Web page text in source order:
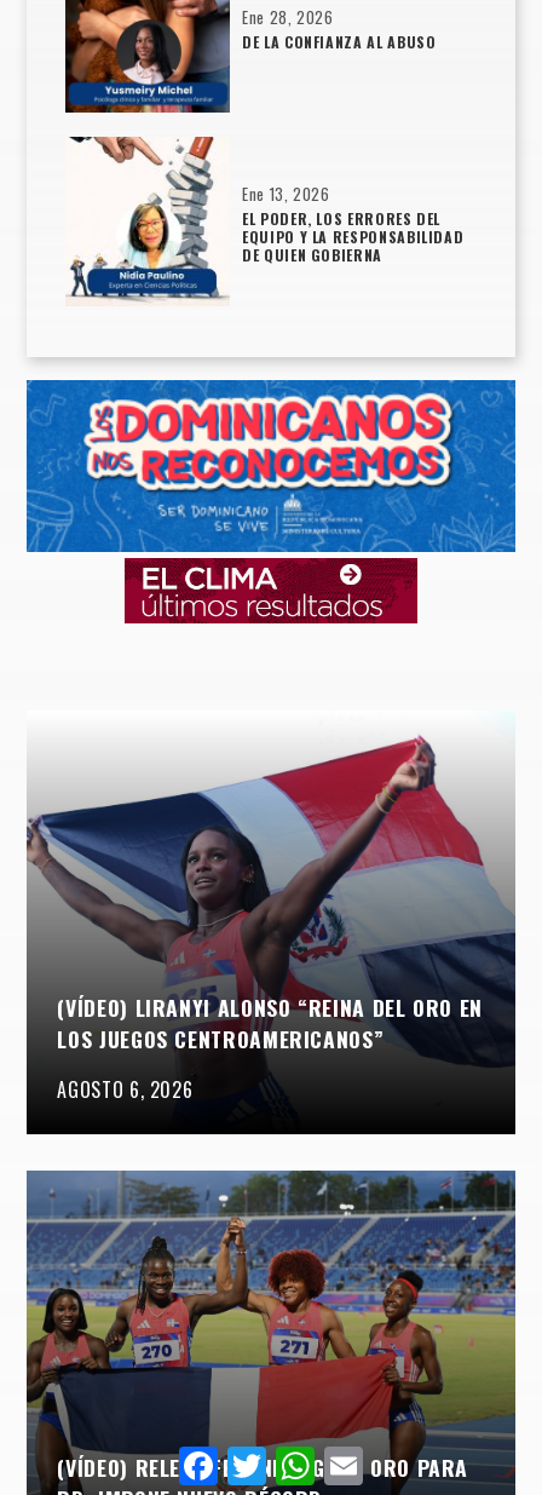
Ene 28, 2026
DE LA CONFIANZA AL ABUSO
Ene 13, 2026
EL PODER, LOS ERRORES DEL
EQUIPO Y LA RESPONSABILIDAD
DE QUIEN GOBIERNA
(VÍDEO) LIRANYI ALONSO “REINA DEL ORO EN
LOS JUEGOS CENTROAMERICANOS”
AGOSTO 6, 2026
(VÍDEO) RELEVO FEMENINO GANA ORO PARA
FacebookTwitterWhatsApp
Email